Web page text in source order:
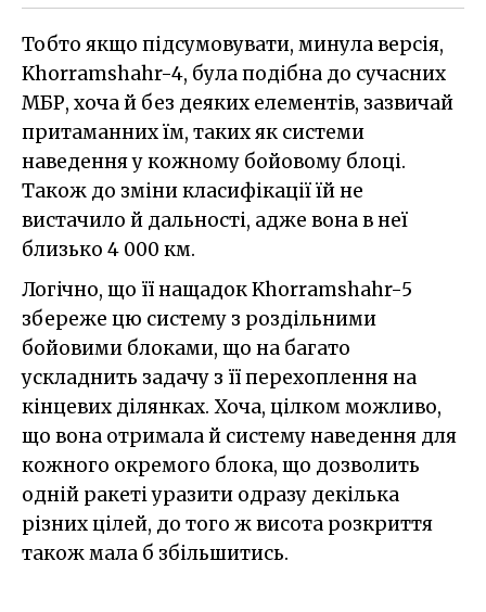
Тобто якщо підсумовувати, минула версія,
Khorramshahr-4, була подібна до сучасних
МБР, хоча й без деяких елементів, зазвичай
притаманних їм, таких як системи
наведення у кожному бойовому блоці.
Також до зміни класифікації їй не
вистачило й дальності, адже вона в неї
близько 4 000 км.
Логічно, що її нащадок Khorramshahr-5
збереже цю систему з роздільними
бойовими блоками, що на багато
ускладнить задачу з її перехоплення на
кінцевих ділянках. Хоча, цілком можливо,
що вона отримала й систему наведення для
кожного окремого блока, що дозволить
одній ракеті уразити одразу декілька
різних цілей, до того ж висота розкриття
також мала б збільшитись.